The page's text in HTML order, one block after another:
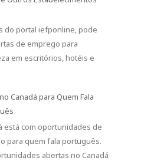
do portal iefponline, pode
de emprego para
em escritórios, hotéis e
Canadá para Quem Fala
está com oportunidades de
para quem fala português.
abertas no Canadá